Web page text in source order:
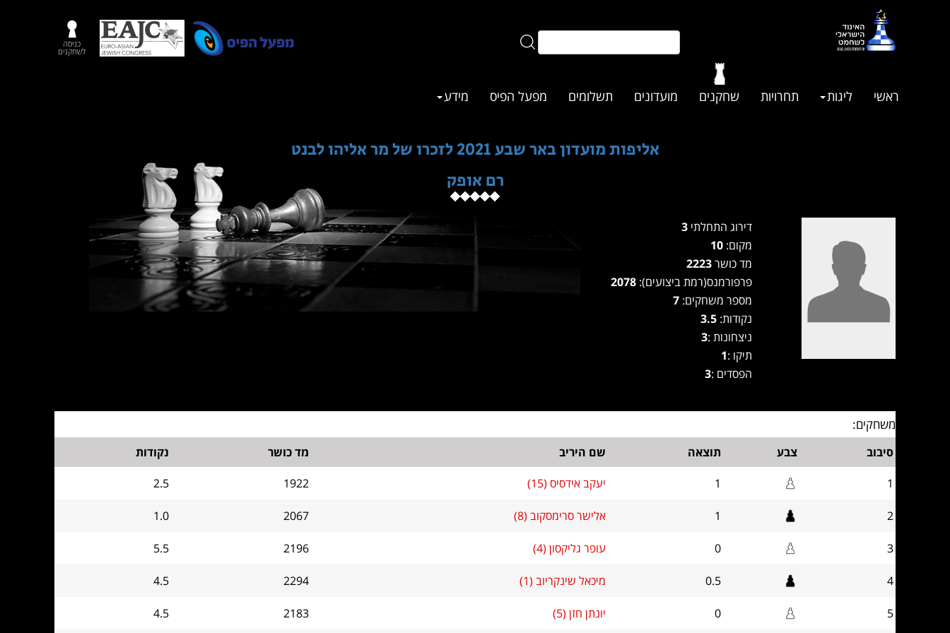
כניסה
לשחקנים
ראשי ליגות תחרויות שחקנים מועדונים תשלומים מפעל הפיס מידע
אליפות מועדון באר שבע 2021 לזכרו של מר אליהו לבנט
רם אופק
דירוג התחלתי 3
מקום: 10
מד כושר2223
פרפורמנס(רמת ביצועים): 2078
מספר משחקים: 7
נקודות:3.5
ניצחונות :3
תיקו :1
הפסדים :3
משחקים:
סיבוב צבע תוצאה שם היריב מד כושר
נקודות
1
1 יעקב אידסיס (15) 1922
2.5
2
1 אלישר סרימסקוב (8) 2067
1.0
3
0 עופר גליקסון (4) 2196
5.5
4
0.5 מיכאל שינקריוב (1) 2294
4.5
5
0 יונתן חזן (5) 2183
4.5